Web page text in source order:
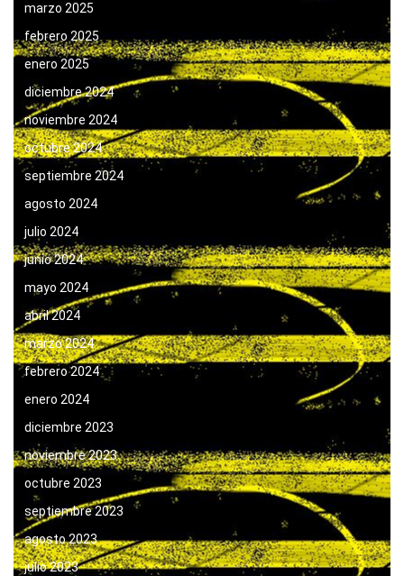
marzo 2025
febrero 2025
enero 2025
diciembre 2024
noviembre 2024
octubre 2024
septiembre 2024
agosto 2024
julio 2024
junio 2024
mayo 2024
abril 2024
marzo 2024
febrero 2024
enero 2024
diciembre 2023
noviembre 2023
octubre 2023
septiembre 2023
agosto 2023
julio 2023